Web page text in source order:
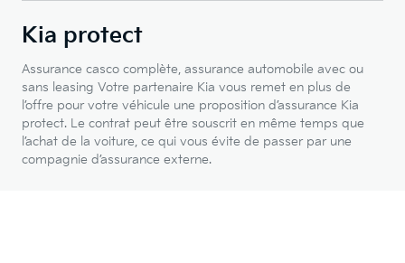
Kia protect
Assurance casco complète, assurance automobile avec ou
sans leasing Votre partenaire Kia vous remet en plus de
l’offre pour votre véhicule une proposition d’assurance Kia
protect. Le contrat peut être souscrit en même temps que
l’achat de la voiture, ce qui vous évite de passer par une
compagnie d’assurance externe.